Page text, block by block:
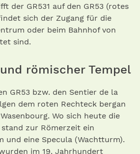
der GR531 auf den GR53 (rotes
sich der Zugang für die
oder beim Bahnhof von
sind.
römischer Tempel
GR53 bzw. den Sentier de la
dem roten Rechteck bergan
Wo sich heute die
zur Römerzeit ein
und eine Specula (Wachtturm).
im 19. Jahrhundert